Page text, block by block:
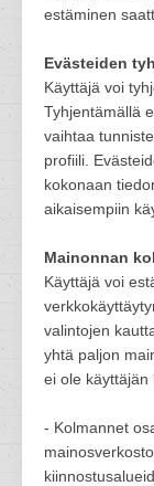
estäminen
Evästeiden
Käyttäjä voi
Tyhjentämällä
vaihtaa
profiili.
kokonaan
aikaisempiin
Mainonnan
Käyttäjä voi
valintojen
yhtä paljon
ei ole käyttäjän
- Kolmannet